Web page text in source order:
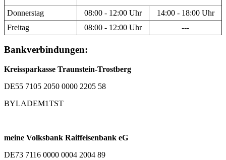
Donnerstag 08:00 - 12:00 Uhr
14:00 - 18:00 Uhr
Freitag
08:00 - 12:00 Uhr ---
Bankverbindungen:
Kreissparkasse Traunstein-Trostberg
DE55 7105 2050 0000 2205 58
BYLADEM1TST
meine Volksbank Raiffeisenbank eG
DE73 7116 0000 0004 2004 89